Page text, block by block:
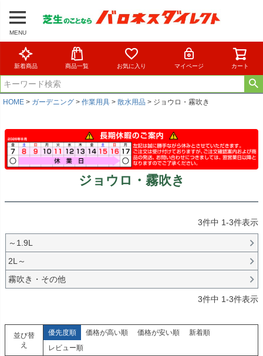
MENU
新着商品 商品一覧 お気に入り マイページ カート
HOME ガーデニング 作業用具 散水用品 ジョウロ・霧吹き
ジョウロ・霧吹き
3件中 1-3件表示
～1.9L
2L～
霧吹き・その他
3件中 1-3件表示
並び替
え
優先度順 価格が高い順 価格が安い順
新着順
レビュー順